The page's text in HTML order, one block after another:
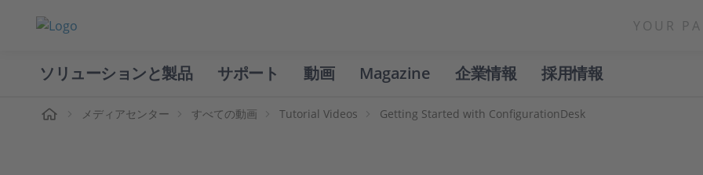
YOUR
ソリューションと製品 サポート 動画 Magazine 企業情報 採用情報
メディアセンター すべての動画 Tutorial Videos Getting Started with ConfigurationDesk